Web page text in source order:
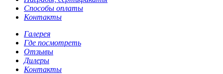
Способы оплаты
Контакты
Галерея
Где посмотреть
Отзывы
Дилеры
Контакты